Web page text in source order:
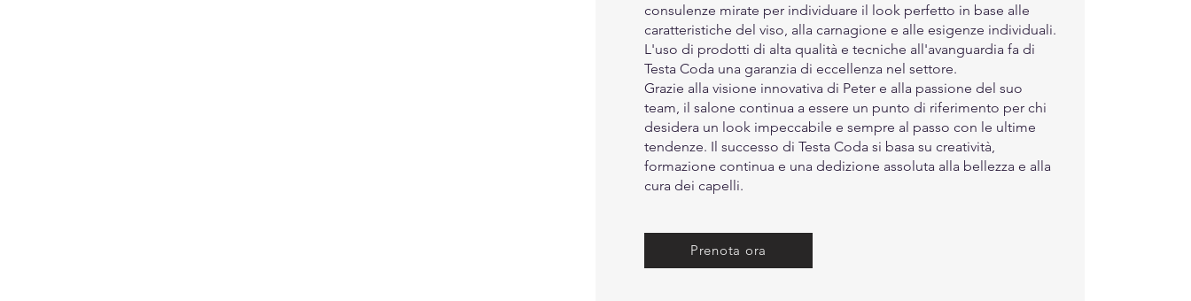
consulenze mirate per individuare il look perfetto in base alle
caratteristiche del viso, alla carnagione e alle esigenze individuali.
L'uso di prodotti di alta qualità e tecniche all'avanguardia fa di
Testa Coda una garanzia di eccellenza nel settore.
Grazie alla visione innovativa di Peter e alla passione del suo
team, il salone continua a essere un punto di riferimento per chi
desidera un look impeccabile e sempre al passo con le ultime
tendenze. Il successo di Testa Coda si basa su creatività,
formazione continua e una dedizione assoluta alla bellezza e alla
cura dei capelli.
Prenota ora